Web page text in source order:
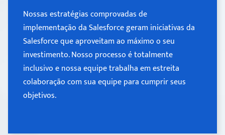
Nossas estratégias comprovadas de
implementação da Salesforce geram iniciativas da
Salesforce que aproveitam ao máximo o seu
investimento. Nosso processo é totalmente
inclusivo e nossa equipe trabalha em estreita
colaboração com sua equipe para cumprir seus
objetivos.
Nossas estratégias comprovadas de
implementação da Salesforce geram iniciativas da
Salesforce que aproveitam ao máximo o seu
investimento. Nosso processo é totalmente
inclusivo e nossa equipe trabalha em estreita
colaboração com sua equipe para cumprir seus
objetivos.
Learn more >